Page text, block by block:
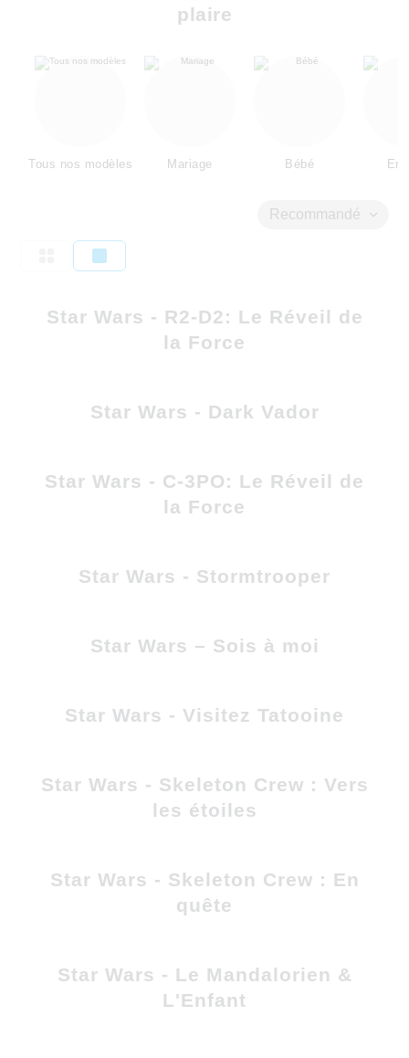
plaire
Tous nos modèles Mariage Bébé
Recommandé
Star Wars - R2-D2: Le Réveil de
la Force
Star Wars - Dark Vador
Star Wars - C-3PO: Le Réveil de
la Force
Star Wars - Stormtrooper
Star Wars – Sois à moi
Star Wars - Visitez Tatooine
Star Wars - Skeleton Crew : Vers
les étoiles
Star Wars - Skeleton Crew : En
quête
Star Wars - Le Mandalorien &
L'Enfant